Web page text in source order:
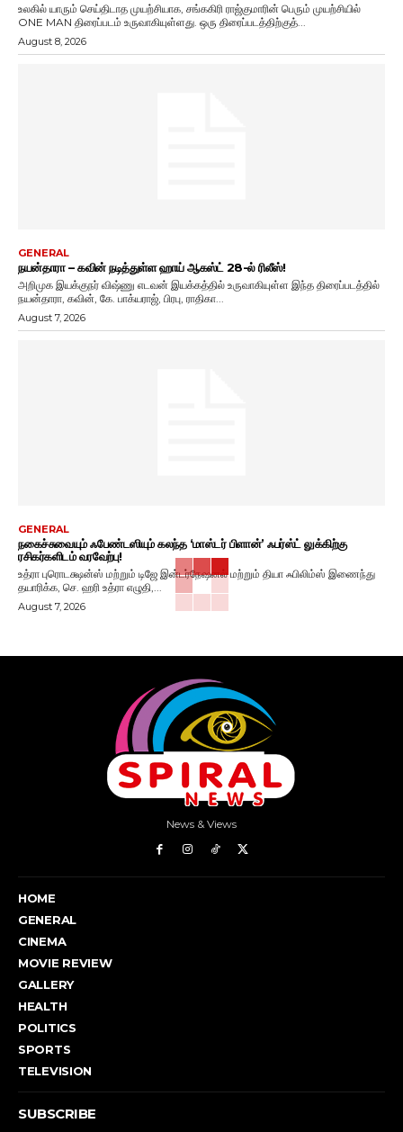
உலகில் யாரும் செய்திடாத முயற்சியாக, சங்ககிரி ராஜ்குமாரின் பெரும் முயற்சியில்
ONE MAN திரைப்படம் உருவாகியுள்ளது. ஒரு திரைப்படத்திற்குத்...
August 8, 2026
GENERAL
நயன்தாரா – கவின் நடித்துள்ள ஹாய் ஆகஸ்ட் 28-ல் ரிலீஸ்!
அறிமுக இயக்குநர் விஷ்ணு எடவன் இயக்கத்தில் உருவாகியுள்ள இந்த திரைப்படத்தில்
நயன்தாரா, கவின், கே. பாக்யராஜ், பிரபு, ராதிகா...
August 7, 2026
GENERAL
நகைச்சுவையும் ஃபேண்டஸியும் கலந்த ‘மாஸ்டர் பிளான்’ ஃபர்ஸ்ட் லுக்கிற்கு
ரசிகர்களிடம் வரவேற்பு!
உத்ரா புரொடக்ஷன்ஸ் மற்றும் டிஜே இன்டர்நேஷனல் மற்றும் தியா ஃபிலிம்ஸ் இணைந்து
தயாரிக்க, செ. ஹரி உத்ரா எழுதி,...
August 7, 2026
News & Views
HOME
GENERAL
CINEMA
MOVIE REVIEW
GALLERY
HEALTH
POLITICS
SPORTS
TELEVISION
SUBSCRIBE